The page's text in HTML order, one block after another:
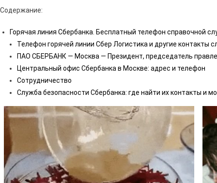
Содержание:
Горячая линия Сбербанка. Бесплатный телефон справочной
Телефон горячей линии Сбер Логистика и другие контакты
ПАО СБЕРБАНК — Москва — Президент, председатель
Центральный офис Сбербанка в Москве: адрес и телефон
Сотрудничество
Служба безопасности Сбербанка: где найти их контакты и